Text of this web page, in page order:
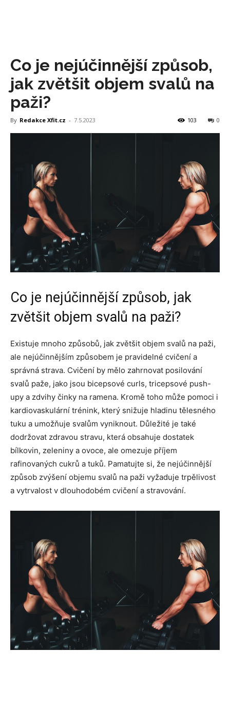
Co je nejúčinnější způsob,
jak zvětšit objem svalů na
paži?
By Redakce Xfit.cz - 7.5.2023 0
103
Co je nejúčinnější způsob, jak
zvětšit objem svalů na paži?
Existuje mnoho způsobů, jak zvětšit objem svalů na paži,
ale nejúčinnějším způsobem je pravidelné cvičení a
správná strava. Cvičení by mělo zahrnovat posilování
svalů paže, jako jsou bicepsové curls, tricepsové push-
upy a zdvihy činky na ramena. Kromě toho může pomoci i
kardiovaskulární trénink, který snižuje hladinu tělesného
tuku a umožňuje svalům vyniknout. Důležité je také
dodržovat zdravou stravu, která obsahuje dostatek
bílkovin, zeleniny a ovoce, ale omezuje příjem
rafinovaných cukrů a tuků. Pamatujte si, že nejúčinnější
způsob zvýšení objemu svalů na paži vyžaduje trpělivost
a vytrvalost v dlouhodobém cvičení a stravování.